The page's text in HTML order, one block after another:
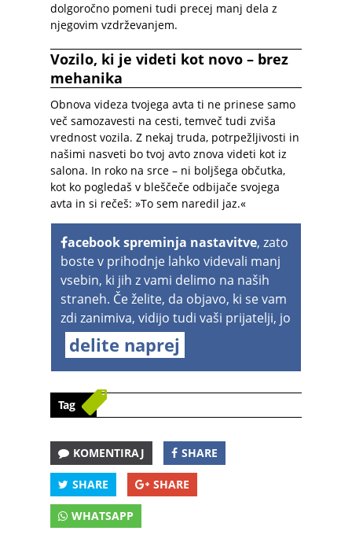
dolgoročno pomeni tudi precej manj dela z
njegovim vzdrževanjem.
Vozilo, ki je videti kot novo – brez
mehanika
Obnova videza tvojega avta ti ne prinese samo
več samozavesti na cesti, temveč tudi zviša
vrednost vozila. Z nekaj truda, potrpežljivosti in
našimi nasveti bo tvoj avto znova videti kot iz
salona. In roko na srce – ni boljšega občutka,
kot ko pogledaš v bleščeče odbijače svojega
avta in si rečeš: »To sem naredil jaz.«
acebook spreminja nastavitve, zato
boste v prihodnje lahko videvali manj
vsebin, ki jih z vami delimo na naših
straneh. Če želite, da objavo, ki se vam
zdi zanimiva, vidijo tudi vaši prijatelji, jo
delite naprej
Tag
KOMENTIRAJ SHARE
SHARE SHARE
WHATSAPP